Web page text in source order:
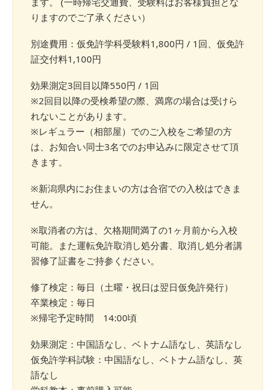
りますのでご了承ください）
別途費用：仮免許学科受験料1,800円 / 1回、仮免許
証交付料1,100円
効果測定3回目以降550円 / 1回
※2回目以降の受検希望の際、満席の場合は受けら
れないことがあります。
※レギュラー（相部屋）でのご入校をご希望の方
は、お知合い同士3名でのお申込みに限定させて頂
きます。
※新潟県内にお住まいの方は合宿での入校はできま
せん。
※取消者の方は、欠格期間満了の1ヶ月前から入校
可能。また運転免許取消し処分書、取消し処分者講
習修了証書をご持参ください。
修了検定：毎日（土曜・祝日は翌日仮免許発行）
卒業検定：毎日
※帰宅予定時間 14:00頃
効果測定：中国語なし、ベトナム語なし、英語なし
仮免許学科試験：中国語なし、ベトナム語なし、英
語なし